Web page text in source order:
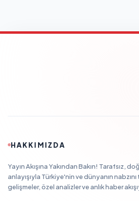
HAKKIMIZDA
Yayın Akışına Yakından Bakın! Tarafsız,
anlayışıyla Türkiye'nin ve dünyanın
gelişmeler, özel analizler ve anlık haber